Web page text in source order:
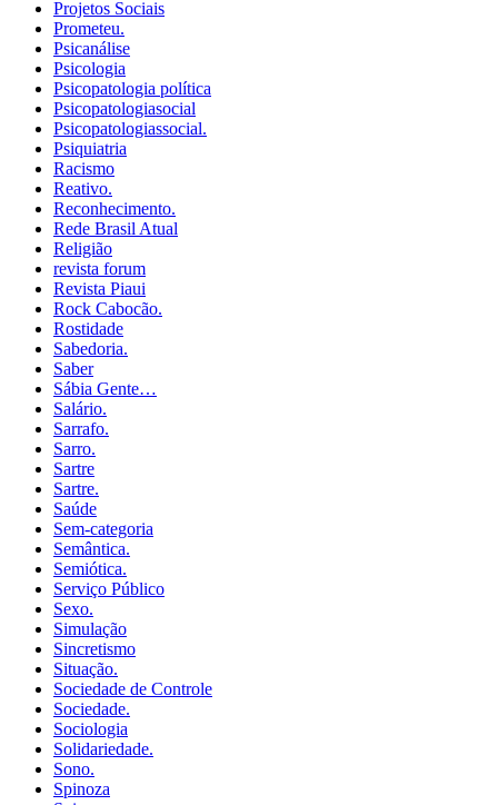
Projetos Sociais
Prometeu.
Psicanálise
Psicologia
Psicopatologia política
Psicopatologiasocial
Psicopatologiassocial.
Psiquiatria
Racismo
Reativo.
Reconhecimento.
Rede Brasil Atual
Religião
revista forum
Revista Piaui
Rock Cabocão.
Rostidade
Sabedoria.
Saber
Sábia Gente…
Salário.
Sarrafo.
Sarro.
Sartre
Sartre.
Saúde
Sem-categoria
Semântica.
Semiótica.
Serviço Público
Sexo.
Simulação
Sincretismo
Situação.
Sociedade de Controle
Sociedade.
Sociologia
Solidariedade.
Sono.
Spinoza